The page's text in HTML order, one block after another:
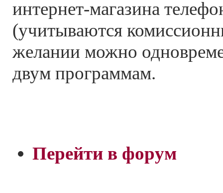
интернет-магазина
(учитываются
желании можно
двум программам.
Перейти в форум